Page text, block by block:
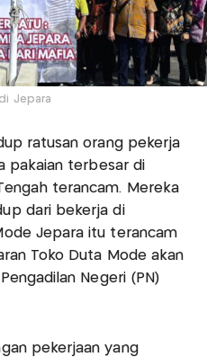
Jepara
ratusan orang pekerja
pakaian terbesar di
terancam. Mereka
dari bekerja di
Jepara itu terancam
Toko Duta Mode akan
Negeri (PN)
pekerjaan yang